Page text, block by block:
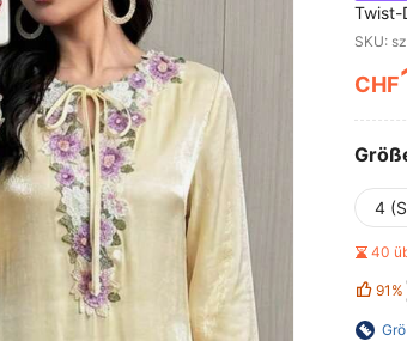
Twist-
SKU:
CHF
4
40
91%